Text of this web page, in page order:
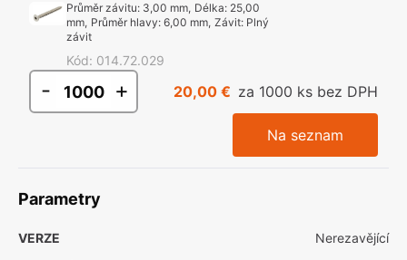
Průměr závitu: 3,00 mm, Délka: 25,00
mm, Průměr hlavy:6,00 mm, Závit: Plný
závit
Kód: 014.72.029
- + 20,00 € za 1000 ks bez DPH
Na seznam
Parametry
VERZE
Nerezavějící